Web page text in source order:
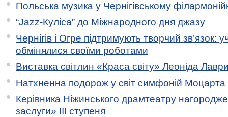
Польська музика у Чернігівському
“Jazz-Куліса” до Міжнародного дня джазу
Чернігів і Огре підтримують творчий зв’язок:
обмінялися своїми роботами
Виставка світлин «Краса світу» Леоніда
Натхненна подорож у світ симфоній Моцарта
Керівника Ніжинського драмтеатру
заслуги» ІІІ ступеня